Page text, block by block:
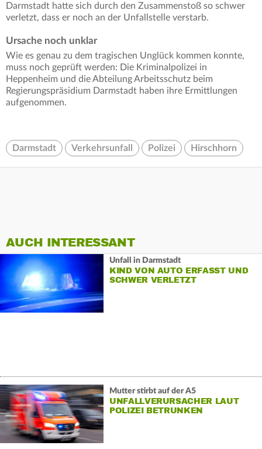
Darmstadt hatte sich durch den Zusammenstoß so schwer
verletzt, dass er noch an der Unfallstelle verstarb.
Ursache noch unklar
Wie es genau zu dem tragischen Unglück kommen konnte,
muss noch geprüft werden: Die Kriminalpolizei in
Heppenheim und die Abteilung Arbeitsschutz beim
Regierungspräsidium Darmstadt haben ihre Ermittlungen
aufgenommen.
Darmstadt Verkehrsunfall Polizei Hirschhorn
AUCH INTERESSANT
Unfall in Darmstadt
KIND VON AUTO ERFASST UND
SCHWER VERLETZT
Mutter stirbt auf der A5
UNFALLVERURSACHER LAUT
POLIZEI BETRUNKEN